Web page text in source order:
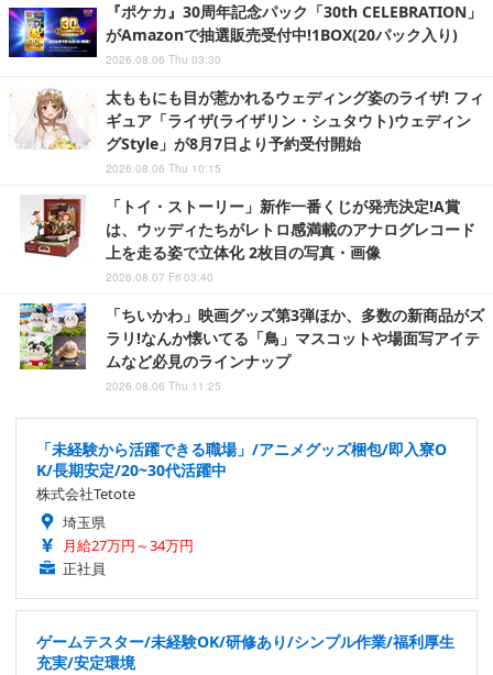
『ポケカ』30周年記念パック「30th CELEBRATION」
がAmazonで抽選販売受付中!1BOX(20パック入り)
2026.08.06 Thu 03:30
太ももにも目が惹かれるウェディング姿のライザ! フィ
ギュア「ライザ(ライザリン・シュタウト)ウェディン
グStyle」が8月7日より予約受付開始
2026.08.06 Thu 10:15
「トイ・ストーリー」新作一番くじが発売決定!A賞
は、ウッディたちがレトロ感満載のアナログレコード
上を走る姿で立体化 2枚目の写真・画像
2026.08.07 Fri 03:40
「ちいかわ」映画グッズ第3弾ほか、多数の新商品がズ
ラリ!なんか懐いてる「鳥」マスコットや場面写アイテ
ムなど必見のラインナップ
2026.08.06 Thu 11:25
「未経験から活躍できる職場」/アニメグッズ梱包/即入寮O
K/長期安定/20~30代活躍中
株式会社Tetote
埼玉県
月給27万円～34万円
正社員
ゲームテスター/未経験OK/研修あり/シンプル作業/福利厚生
充実/安定環境